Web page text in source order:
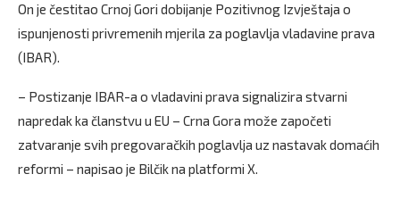
On je čestitao Crnoj Gori dobijanje Pozitivnog Izvještaja o
ispunjenosti privremenih mjerila za poglavlja vladavine prava
(IBAR).
– Postizanje IBAR-a o vladavini prava signalizira stvarni
napredak ka članstvu u EU – Crna Gora može započeti
zatvaranje svih pregovaračkih poglavlja uz nastavak domaćih
reformi – napisao je Bilčik na platformi X.